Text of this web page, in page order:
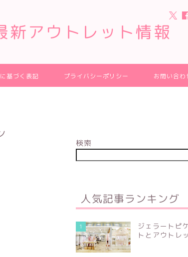
新アウトレット情報
基づく表記 プライバシーポリシー お問い合わ
検索
人気記事ランキング
1
ジェラートピ
トとアウトレ